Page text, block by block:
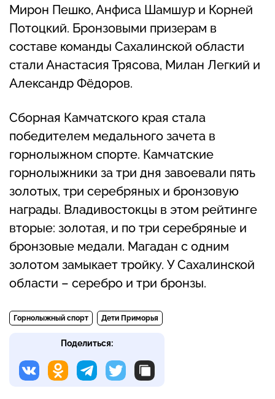
Мирон Пешко, Анфиса Шамшур и Корней
Потоцкий. Бронзовыми призерам в
составе команды Сахалинской области
стали Анастасия Трясова, Милан Легкий и
Александр Фёдоров.
Сборная Камчатского края стала
победителем медального зачета в
горнолыжном спорте. Камчатские
горнолыжники за три дня завоевали пять
золотых, три серебряных и бронзовую
награды. Владивостокцы в этом рейтинге
вторые: золотая, и по три серебряные и
бронзовые медали. Магадан с одним
золотом замыкает тройку. У Сахалинской
области – серебро и три бронзы.
Горнолыжный спорт Дети Приморья
Поделиться: